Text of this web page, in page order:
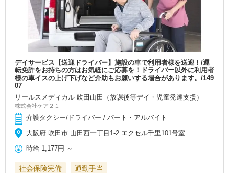
デイサービス【送迎ドライバー】施設の車で利用者様を送迎！/運
転免許をお持ちの方はお気軽にご応募を！ドライバー以外に利用者
様の車イスの上げ下げなど介助もお願いする場合があります。/149
07
リールスメディカル 吹田山田（放課後等デイ・児童発達支援）
株式会社ケア２１
介護タクシー/ドライバー / パート・アルバイト
大阪府 吹田市 山田西一丁目1-2 エクセル千里101号室
時給 1,177円 ～
社会保険完備 通勤手当